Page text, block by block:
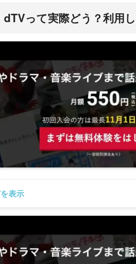
dTVって実際どう？利用
表示
額料金
税込）